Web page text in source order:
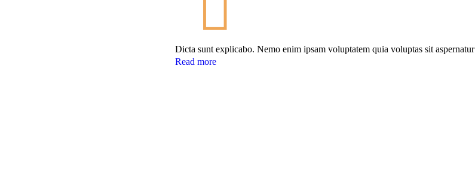
Dicta sunt explicabo. Nemo enim ipsam voluptatem quia voluptas sit
Read more